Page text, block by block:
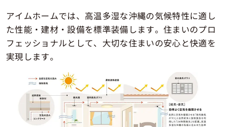
アイムホームでは、高温多湿な沖縄の気候特性に適し
た性能・建材・設備を標準装備します。住まいのプロ
フェッショナルとして、大切な住まいの安心と快適を
実現します。